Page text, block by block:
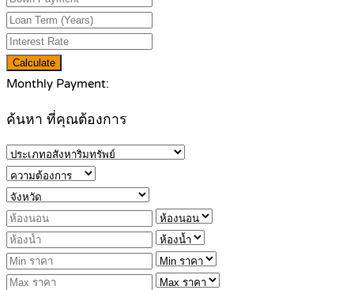
Calculate
Monthly Payment:
ค้นหา ที่คุณต้องการ